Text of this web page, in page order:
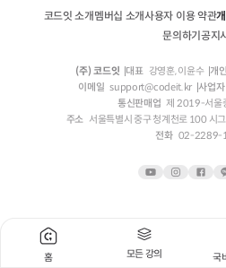
코드잇 소개 멤버십 소개사용자 이용 약관
문의하기 공지
(주) 코드잇 대표 강영훈, 이윤수 개
이메일 support@codeit.kr 사업
통신판매업 제 2019-서울
주소 서울특별시 중구 청계천로 100 시
전화 02-2289-
홈 모든 강의 국